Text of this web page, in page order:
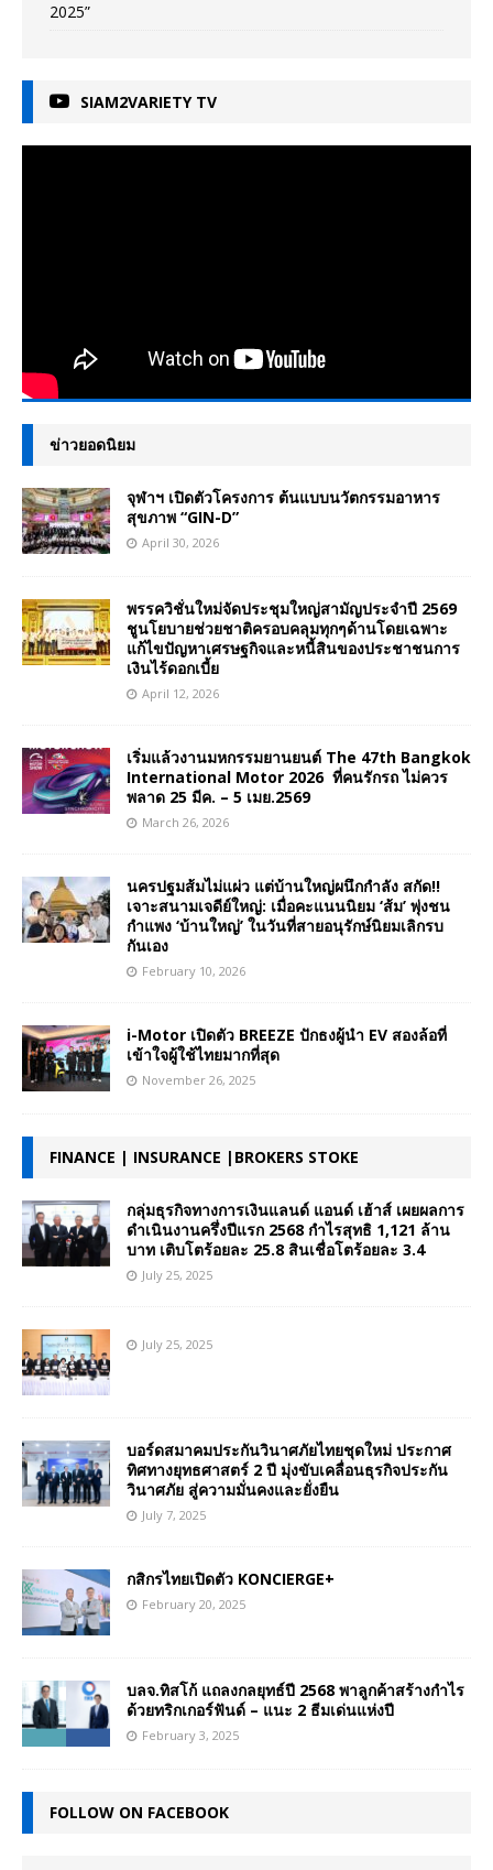
2025”
SIAM2VARIETY TV
ข่าวยอดนิยม
จุฬาฯ เปิดตัวโครงการ ต้นแบบนวัตกรรมอาหาร
สุขภาพ “GIN-D”
April 30, 2026
พรรควิชั่นใหม่จัดประชุมใหญ่สามัญประจำปี 2569
ชูนโยบายช่วยชาติครอบคลุมทุกๆด้านโดยเฉพาะ
แก้ไขปัญหาเศรษฐกิจและหนี้สินของประชาชนการ
เงินไร้ดอกเบี้ย
April 12, 2026
เริ่มแล้วงานมหกรรมยานยนต์ The 47th Bangkok
International Motor 2026 ที่คนรักรถ ไม่ควร
พลาด 25 มีค. – 5 เมย.2569
March 26, 2026
นครปฐมส้มไม่แผ่ว แต่บ้านใหญ่ผนึกกำลัง สกัด!!
เจาะสนามเจดีย์ใหญ่: เมื่อคะแนนนิยม ‘ส้ม’ พุ่งชน
กำแพง ‘บ้านใหญ่’ ในวันที่สายอนุรักษ์นิยมเลิกรบ
กันเอง
February 10, 2026
i-Motor เปิดตัว BREEZE ปักธงผู้นำ EV สองล้อที่
เข้าใจผู้ใช้ไทยมากที่สุด
November 26, 2025
FINANCE | INSURANCE |BROKERS STOKE
กลุ่มธุรกิจทางการเงินแลนด์ แอนด์ เฮ้าส์ เผยผลการ
ดำเนินงานครึ่งปีแรก 2568 กำไรสุทธิ 1,121 ล้าน
บาท เติบโตร้อยละ 25.8 สินเชื่อโตร้อยละ 3.4
July 25, 2025
July 25, 2025
บอร์ดสมาคมประกันวินาศภัยไทยชุดใหม่ ประกาศ
ทิศทางยุทธศาสตร์ 2 ปี มุ่งขับเคลื่อนธุรกิจประกัน
วินาศภัย สู่ความมั่นคงและยั่งยืน
July 7, 2025
กสิกรไทยเปิดตัว KONCIERGE+
February 20, 2025
บลจ.ทิสโก้ แถลงกลยุทธ์ปี 2568 พาลูกค้าสร้างกำไร
ด้วยทริกเกอร์ฟันด์ – แนะ 2 ธีมเด่นแห่งปี
February 3, 2025
FOLLOW ON FACEBOOK